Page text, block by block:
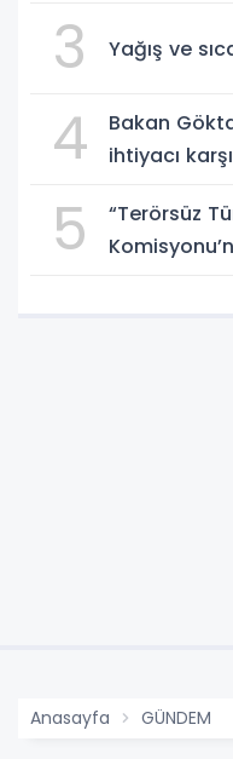
3 Yağış ve
4
Bakan
ihtiyacı
5
“Terörsüz
Anasayfa GÜNDEM